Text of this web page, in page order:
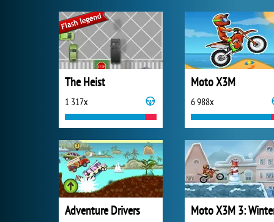
The Heist
1 317x
Moto X3M
6 988x
Adventure Drivers Moto X3M 3: